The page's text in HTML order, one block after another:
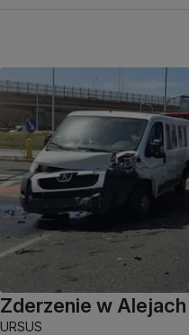
Zderzenie w
URSUS